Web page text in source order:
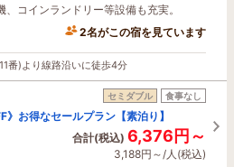
、コインランドリー等設備も充実。
2名がこの宿を見ています
1時間前に予約されました
番)より線路沿いに徒歩4分
セミダブル 食事なし
》お得なセールプラン【素泊り】
合計(税込) 6,376円～
3,188円～/人(税込)